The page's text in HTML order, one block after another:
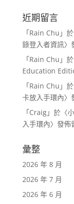
近期留言
「Rain Chu 」
錄登入者資訊〉
「Rain Chu 」
Education
「Rain Chu 」
卡放入手環內〉
「Craig」於〈
入手環內〉發佈
彙整
2026 年 8 月
2026 年 7 月
2026 年 6 月